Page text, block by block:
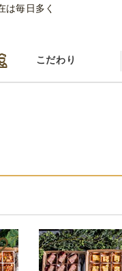
は毎日多く
こだわり